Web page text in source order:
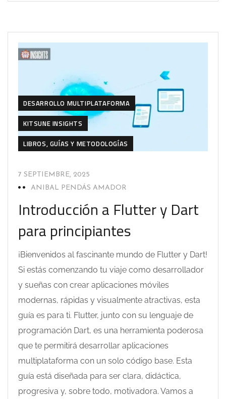
DESARROLLO MULTIPLATAFORMA
KITSUNE INSIGHTS
LIBROS, GUÍAS Y METODOLOGÍAS
7 SEPTIEMBRE, 2025
ANIBAL PENDÁS AMADOR
Introducción a Flutter y Dart
para principiantes
¡Bienvenidos al fascinante mundo de Flutter y Dart!
Si estás comenzando tu viaje como desarrollador
y sueñas con crear aplicaciones móviles
modernas, rápidas y visualmente atractivas, esta
guía es para ti. Flutter, junto con su lenguaje de
programación Dart, es una herramienta poderosa
que te permitirá desarrollar aplicaciones
multiplataforma con un solo código base. Esta
guía está diseñada para ser clara, didáctica,
progresiva y, sobre todo, motivadora. Vamos a